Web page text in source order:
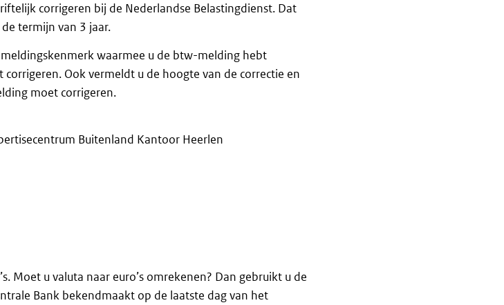
corrigeren bij de Nederlandse Belastingdienst. Dat
termijn van 3 jaar.
waarmee u de btw-melding hebt
Ook vermeldt u de hoogte van de correctie en
moet corrigeren.
Buitenland Kantoor Heerlen
Moet u valuta naar euro’s omrekenen? Dan gebruikt u de
Bank bekendmaakt op de laatste dag van het